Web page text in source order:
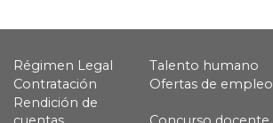
Régimen Legal
Talento humano
Contratación
Ofertas de empleo
Rendición de